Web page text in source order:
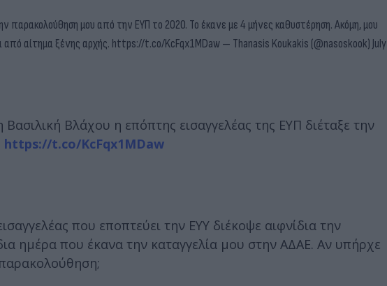
μου από την ΕΥΠ το 2020. Το έκανε με 4 μήνες καθυστέρηση. Ακόμη, μου
αίτημα ξένης αρχής. https://t.co/KcFqx1MDaw— Thanasis Koukakis (@nasoskook) July
Βλάχου η επόπτης εισαγγελέας της ΕΥΠ διέταξε την
https://t.co/KcFqx1MDaw
που εποπτεύει την ΕΥΥ διέκοψε αιφνίδια την
ημέρα που έκανα την καταγγελία μου στην ΑΔΑΕ. Αν υπήρχε